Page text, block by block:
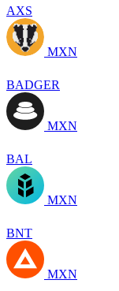
AXS
MXN
BADGER
MXN
BAL
MXN
BNT
MXN